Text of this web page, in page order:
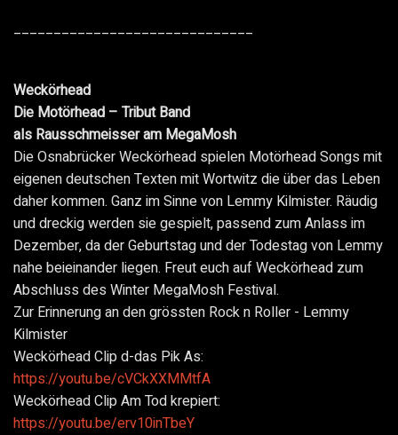
______________________________
Weckörhead
Die Motörhead – Tribut Band
als Rausschmeisser am MegaMosh
Die Osnabrücker Weckörhead spielen Motörhead Songs mit
eigenen deutschen Texten mit Wortwitz die über das Leben
daher kommen. Ganz im Sinne von Lemmy Kilmister. Räudig
und dreckig werden sie gespielt, passend zum Anlass im
Dezember, da der Geburtstag und der Todestag von Lemmy
nahe beieinander liegen. Freut euch auf Weckörhead zum
Abschluss des Winter MegaMosh Festival.
Zur Erinnerung an den grössten Rock n Roller - Lemmy
Kilmister
Weckörhead Clip d-das Pik As:
https://youtu.be/cVCkXXMMtfA
Weckörhead Clip Am Tod krepiert:
https://youtu.be/erv10inTbeY